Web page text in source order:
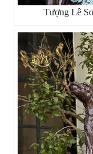
Tượng Lê